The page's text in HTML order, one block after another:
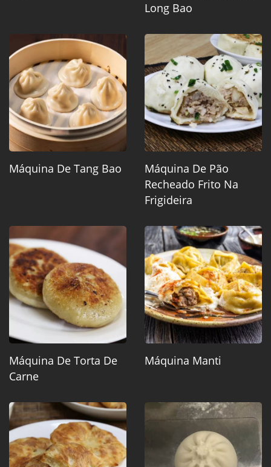
Long Bao
Máquina De Tang Bao
Máquina De Pão
Recheado Frito Na
Frigideira
Máquina De Torta De
Carne
Máquina Manti